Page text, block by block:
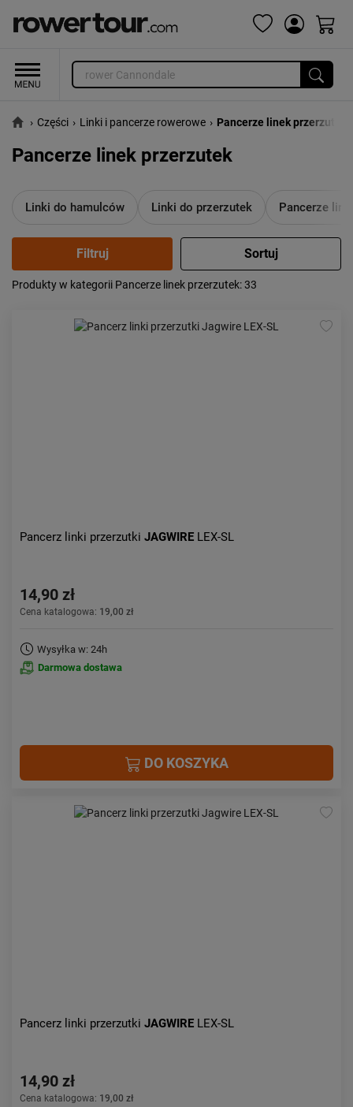
› Części › Linki i pancerze rowerowe › Pancerze linek przerzutek
Pancerze linek przerzutek
Linki do hamulców Linki do przerzutek Pancerze
Popularność:
od najwyższej
Produkty w kategorii Pancerze linek przerzutek: 33
Pancerz linki przerzutki JAGWIRE LEX-SL
14,90 zł
Cena katalogowa: 19,00 zł
Wysyłka w: 24h
Darmowa dostawa
DO KOSZYKA
Pancerz linki przerzutki JAGWIRE LEX-SL
14,90 zł
Cena katalogowa: 19,00 zł